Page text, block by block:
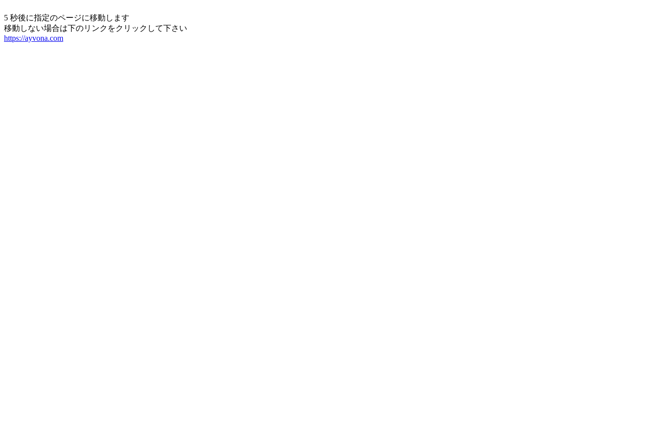
5 秒後に指定のページに移動します
移動しない場合は下のリンクをクリックして下さい
https://ayvona.com